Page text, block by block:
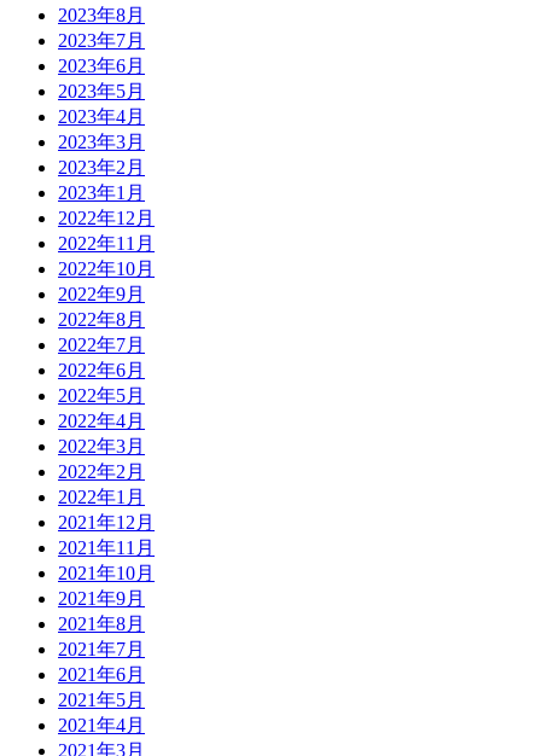
2023年8月
2023年7月
2023年6月
2023年5月
2023年4月
2023年3月
2023年2月
2023年1月
2022年12月
2022年11月
2022年10月
2022年9月
2022年8月
2022年7月
2022年6月
2022年5月
2022年4月
2022年3月
2022年2月
2022年1月
2021年12月
2021年11月
2021年10月
2021年9月
2021年8月
2021年7月
2021年6月
2021年5月
2021年4月
2021年3月